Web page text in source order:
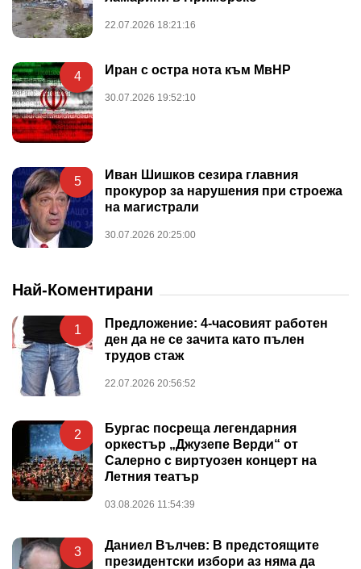
22.07.2026 18:21:16
4 Иран с остра нота към МвНР
30.07.2026 19:52:10
5
Иван Шишков сезира главния
прокурор за нарушения при строежа
на магистрали
30.07.2026 20:25:00
Най-Коментирани
1
Предложение: 4-часовият работен
ден да не се зачита като пълен
трудов стаж
22.07.2026 20:56:52
2
Бургас посреща легендарния
оркестър „Джузепе Верди“ от
Салерно с виртуозен концерт на
Летния театър
03.08.2026 11:54:39
3
Даниел Вълчев: В предстоящите
президентски избори аз няма да